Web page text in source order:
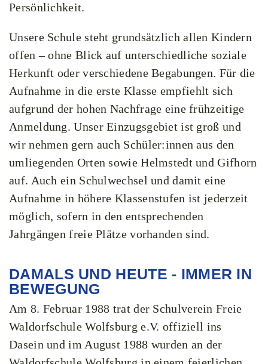
Persönlichkeit.
Unsere Schule steht grundsätzlich allen Kindern
offen – ohne Blick auf unterschiedliche soziale
Herkunft oder verschiedene Begabungen. Für die
Aufnahme in die erste Klasse empfiehlt sich
aufgrund der hohen Nachfrage eine frühzeitige
Anmeldung. Unser Einzugsgebiet ist groß und
wir nehmen gern auch Schüler:innen aus den
umliegenden Orten sowie Helmstedt und Gifhorn
auf. Auch ein Schulwechsel und damit eine
Aufnahme in höhere Klassenstufen ist jederzeit
möglich, sofern in den entsprechenden
Jahrgängen freie Plätze vorhanden sind.
DAMALS UND HEUTE - IMMER IN
BEWEGUNG
Am 8. Februar 1988 trat der Schulverein Freie
Waldorfschule Wolfsburg e.V. offiziell ins
Dasein und im August 1988 wurden an der